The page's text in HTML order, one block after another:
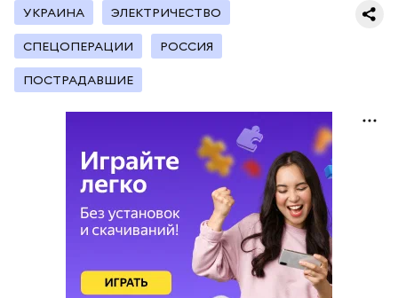
УКРАИНА ЭЛЕКТРИЧЕСТВО
СПЕЦОПЕРАЦИИ РОССИЯ
ПОСТРАДАВШИЕ
Следователи считали, что в период с 2019 по 2021
год Гасанов уклонился от уплаты налогов на более
чем 170 миллионов рублей. Эти деньги он якобы
распределил между родственниками и
сетях. С целью сокрытия своих доходов часть
денежных средств от спонсоров розыгрышей,
покупателей различных мотивационных курсов и
прогнозов ставок на спорт Гасанов получал на
свои личные лицевые счета как физического лица, а
счета, — пояснили вмосковской прокуратуре